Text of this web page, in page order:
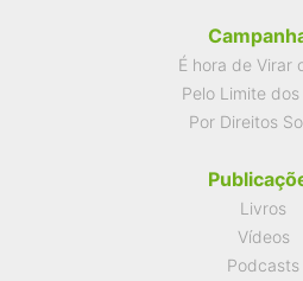
É hora de Virar
Pelo Limite dos
Por Direitos
Livros
Vídeos
Podcasts